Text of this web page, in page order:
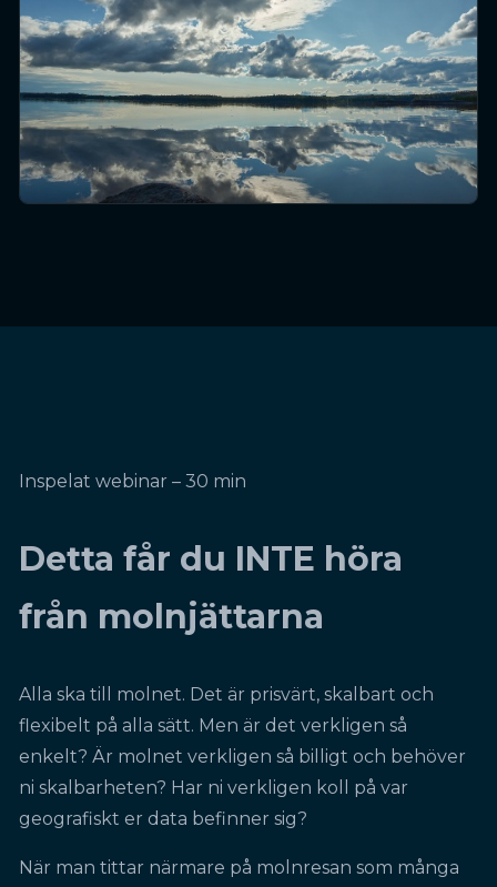
Inspelat webinar – 30 min
Detta får du INTE höra
från molnjättarna
Alla ska till molnet. Det är prisvärt, skalbart och
flexibelt på alla sätt. Men är det verkligen så
enkelt? Är molnet verkligen så billigt och behöver
ni skalbarheten? Har ni verkligen koll på var
geografiskt er data befinner sig?
När man tittar närmare på molnresan som många